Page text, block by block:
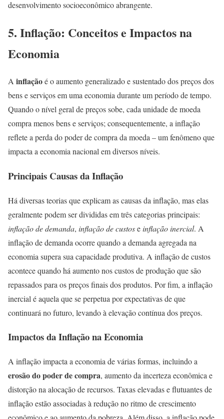
desenvolvimento socioeconômico abrangente.
5. Inflação: Conceitos e Impactos na
Economia
A inflaçãoé o aumento generalizado e sustentado dos preços dos
bens e serviços em uma economia durante um período de tempo.
Quando o nível geral de preços sobe, cada unidade de moeda
compra menos bens e serviços; consequentemente, a inflação
reflete a perda do poder de compra da moeda – um fenômeno que
impacta a economia nacional em diversos níveis.
Principais Causas da Inflação
Há diversas teorias que explicam as causas da inflação, mas elas
geralmente podem ser divididas em três categorias principais:
inflação de demanda, inflação de custose inflação inercial. A
inflação de demanda ocorre quando a demanda agregada na
economia supera sua capacidade produtiva. A inflação de custos
acontece quando há aumento nos custos de produção que são
repassados para os preços finais dos produtos. Por fim, a inflação
inercial é aquela que se perpetua por expectativas de que
continuará no futuro, levando à elevação contínua dos preços.
Impactos da Inflação na Economia
A inflação impacta a economia de várias formas, incluindo a
erosão do poder de compra, aumento da incerteza econômica e
distorção na alocação de recursos. Taxas elevadas e flutuantes de
inflação estão associadas à redução no ritmo de crescimento